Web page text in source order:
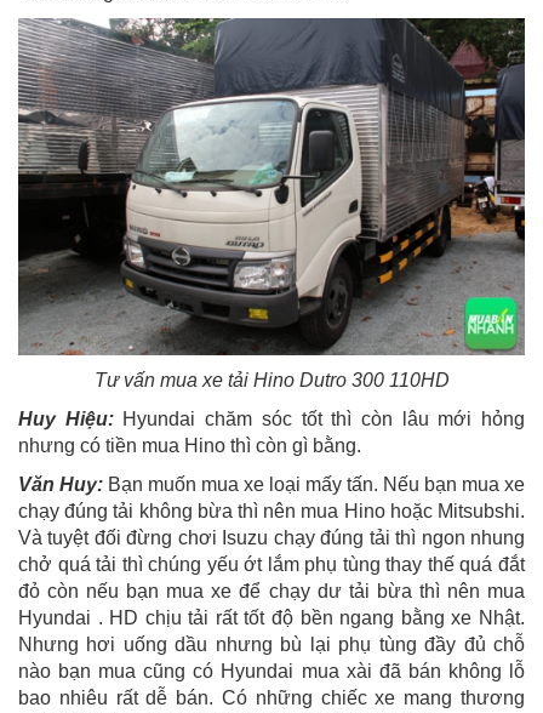
Tư vấn mua xe tải Hino Dutro 300 110HD
Huy Hiệu:Hyundai chăm sóc tốt thì còn lâu mới hỏng
nhưng có tiền mua Hino thì còn gì bằng.
Văn Huy: Bạn muốn mua xe loại mấy tấn. Nếu bạn mua xe
chạy đúng tải không bừa thì nên mua Hino hoặc Mitsubshi.
Và tuyệt đối đừng chơi Isuzu chạy đúng tải thì ngon nhung
chở quá tải thì chúng yếu ớt lắm phụ tùng thay thế quá đắt
đỏ còn nếu bạn mua xe để chạy dư tải bừa thì nên mua
Hyundai . HD chịu tải rất tốt độ bền ngang bằng xe Nhật.
Nhưng hơi uống dầu nhưng bù lại phụ tùng đầy đủ chỗ
nào bạn mua cũng có Hyundai mua xài đã bán không lỗ
bao nhiêu rất dễ bán. Có những chiếc xe mang thương